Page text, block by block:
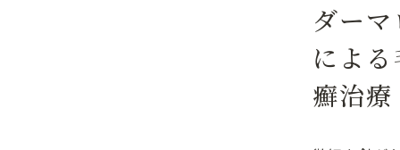
ダー
によ
癬治療